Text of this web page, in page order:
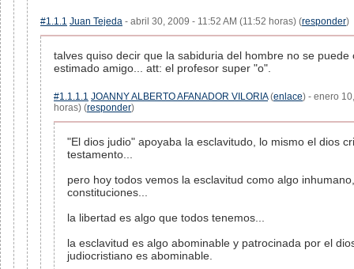
#1.1.1 Juan Tejeda - abril 30, 2009 - 11:52 AM (11:52 horas) (responder)
talves quiso decir que la sabiduria del hombre no se
estimado amigo... att: el profesor super "o".
#1.1.1.1 JOANNY ALBERTO AFANADOR VILORIA(enlace) - enero
horas) (responder)
"El dios judio" apoyaba la esclavitudo, lo mismo el dios
testamento...
pero hoy todos vemos la esclavitud como algo
constituciones...
la libertad es algo que todos tenemos...
la esclavitud es algo abominable y patrocinada por el
judiocristiano es abominable.